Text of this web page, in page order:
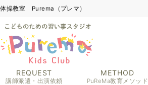
操教室 Purema（プレマ）
REQUEST
講師派遣・出演依頼
METHOD
PuReMa教育メソッド